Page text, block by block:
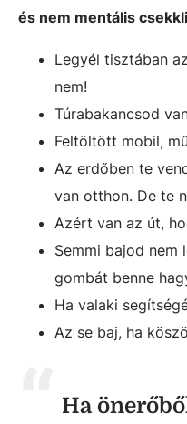
és nem mentális
Legyél tisztában
nem!
Túrabakancsod
Feltöltött mobil,
Az erdőben te
van otthon. De te
Azért van az út,
Semmi bajod nem
gombát benne
Ha valaki
Az se baj, ha
Ha